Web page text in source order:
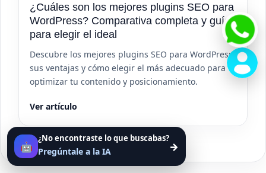
🤖
¿No encontraste lo que buscabas?
Pregúntale a la IA →
¿Cuáles son los mejores plugins SEO para
WordPress? Comparativa completa y guía
para elegir el ideal
Descubre los mejores plugins SEO para WordPress,
sus ventajas y cómo elegir el más adecuado para
optimizar tu contenido y posicionamiento.
Ver artículo